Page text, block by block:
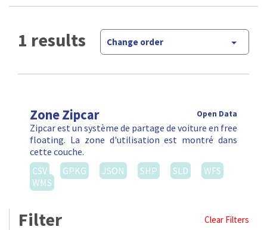
1 results Change order
Zone Zipcar Open Data
Zipcar est un système de partage de voiture en free
floating. La zone d'utilisation est montré dans
cette couche.
CSV
GPKG JSON SHP SLD
WFS
WMS
Filter Clear Filters